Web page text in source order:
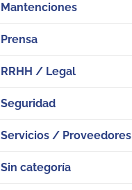
Mantenciones
Prensa
RRHH / Legal
Seguridad
Servicios / Proveedores
Sin categoría